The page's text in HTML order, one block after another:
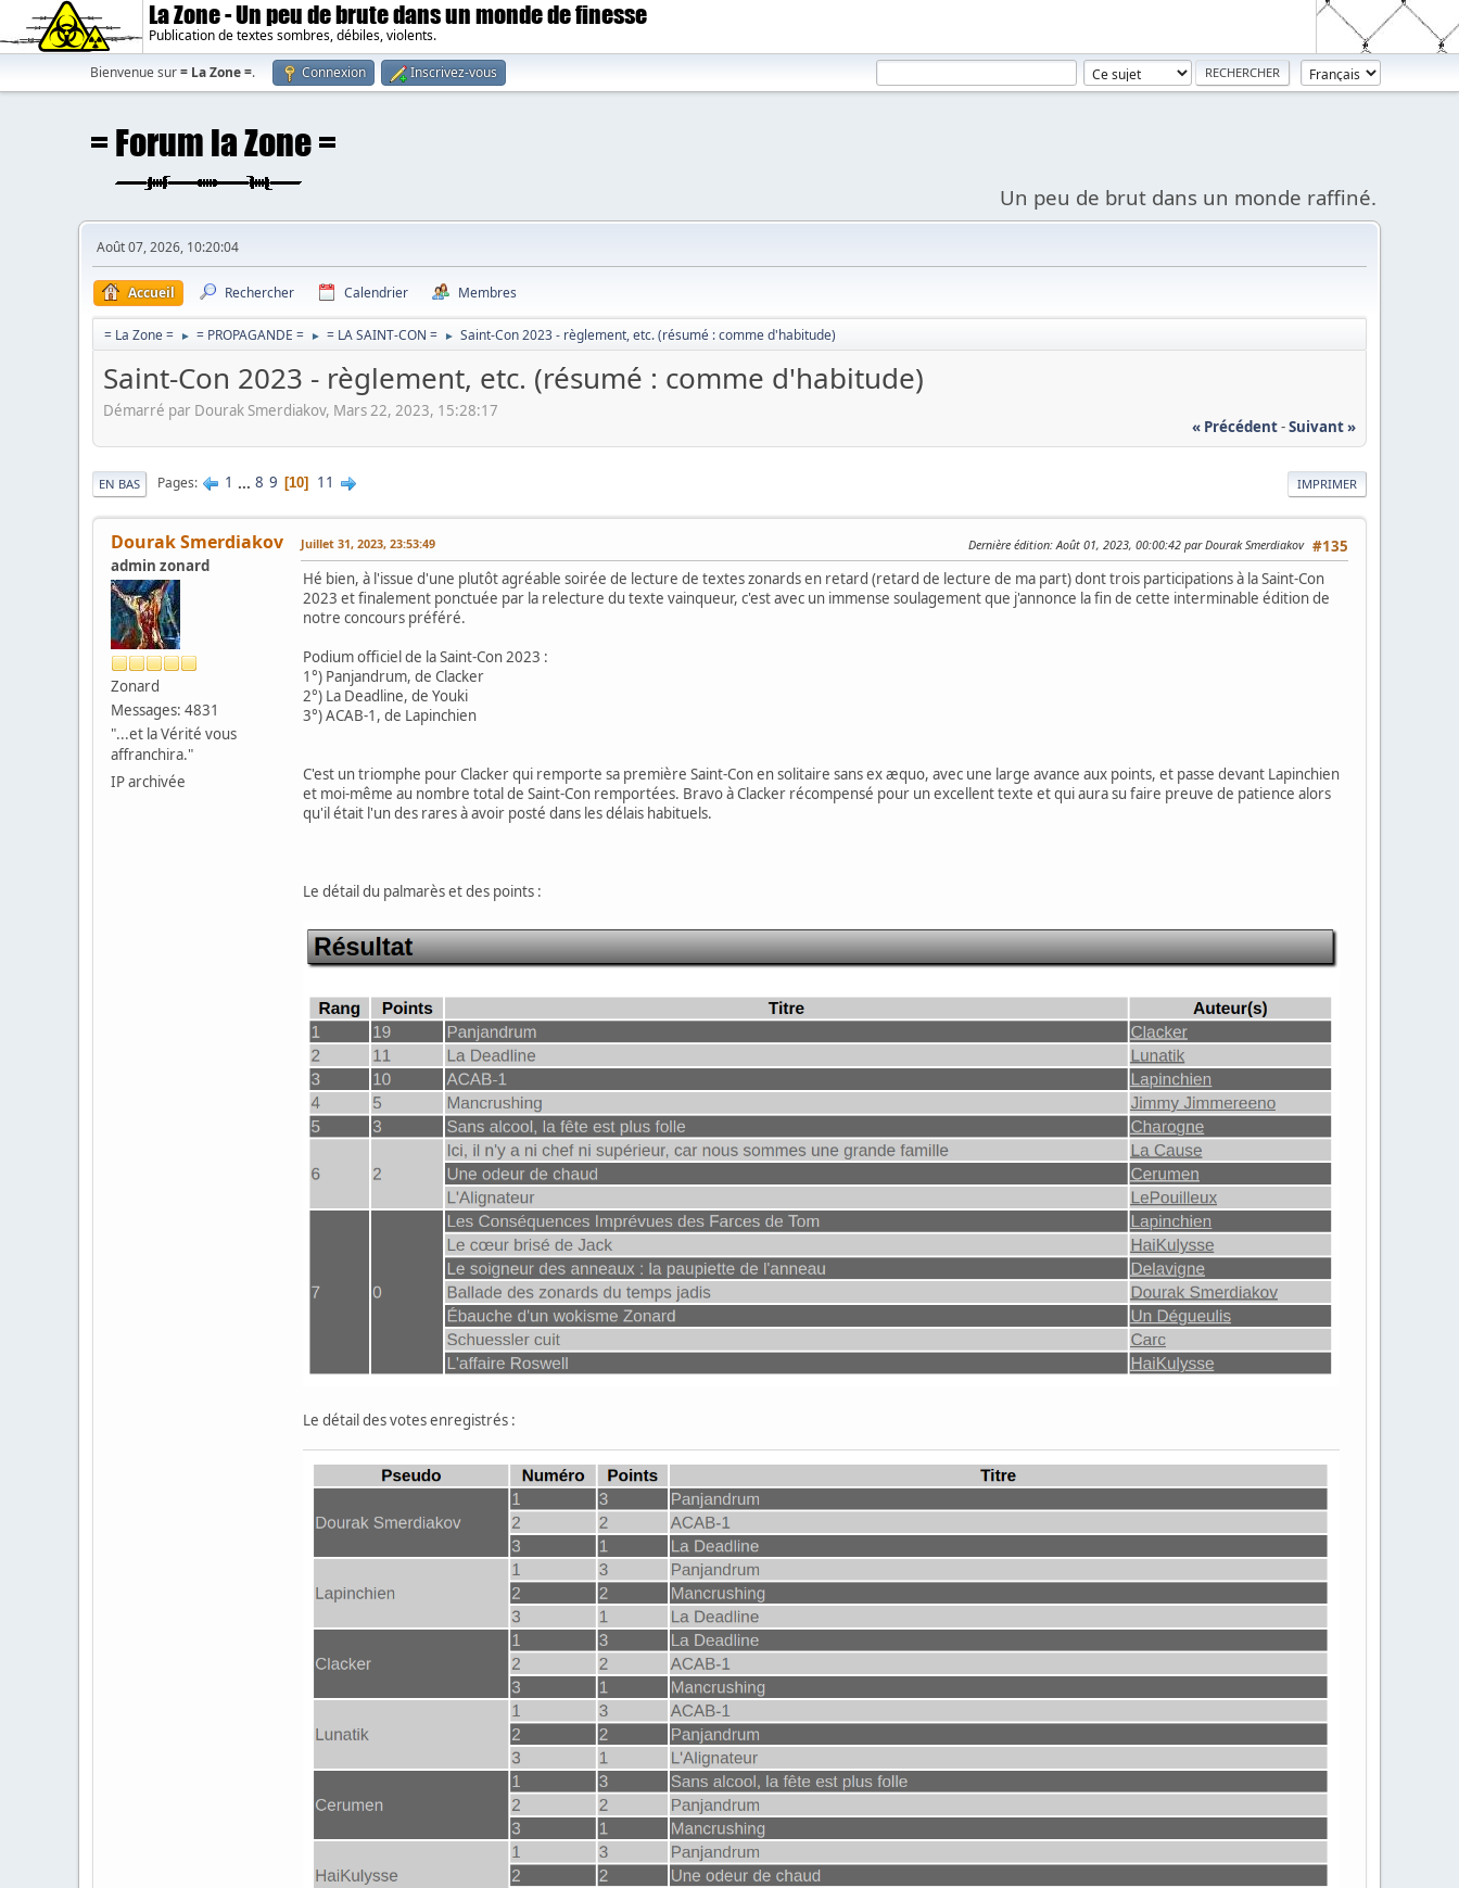
La Zone - Un peu de brute dans un monde de finesse
Publication de textes sombres, débiles, violents.
Bienvenue sur= La Zone =. Connexion Inscrivez-vous
Un peu de brut dans un monde raffiné.
Août 07, 2026, 10:20:04
Accueil Rechercher Calendrier Membres
= La Zone = ► = PROPAGANDE = ► = LA SAINT-CON = ► Saint-Con 2023 - règlement, etc. (résumé : comme d'habitude)
Saint-Con 2023 - règlement, etc. (résumé : comme d'habitude)
Démarré par Dourak Smerdiakov, Mars 22, 2023, 15:28:17
« Précédent-Suivant »
IMPRIMER
EN BAS Pages 1 ... 8 9 10 11
Dourak Smerdiakov
admin zonard
Zonard
Messages: 4831
"...et la Vérité vous
affranchira."
IP archivée
#135
Juillet 31, 2023, 23:53:49 Dernière édition: Août 01, 2023, 00:00:42 par Dourak Smerdiakov
Hé bien, à l'issue d'une plutôt agréable soirée de lecture de textes zonards en retard (retard de lecture de ma part) dont trois participations à la Saint-Con
2023 et finalement ponctuée par la relecture du texte vainqueur, c'est avec un immense soulagement que j'annonce la fin de cette interminable édition de
notre concours préféré.
Podium officiel de la Saint-Con 2023 :
1°) Panjandrum, de Clacker
2°) La Deadline, de Youki
3°) ACAB-1, de Lapinchien
C'est un triomphe pour Clacker qui remporte sa première Saint-Con en solitaire sans ex æquo, avec une large avance aux points, et passe devant Lapinchien
et moi-même au nombre total de Saint-Con remportées. Bravo à Clacker récompensé pour un excellent texte et qui aura su faire preuve de patience alors
qu'il était l'un des rares à avoir posté dans les délais habituels.
Le détail du palmarès et des points :
Le détail des votes enregistrés :